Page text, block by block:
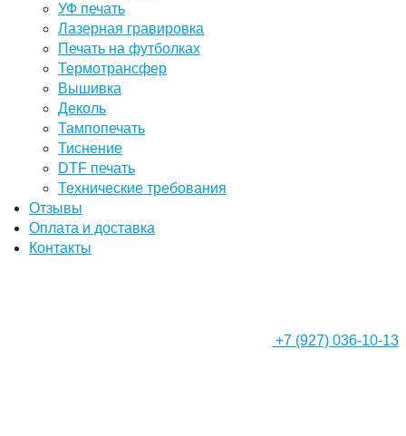
УФ печать
Лазерная гравировка
Печать на футболках
Термотрансфер
Вышивка
Деколь
Тампопечать
Тиснение
DTF печать
Технические требования
Отзывы
Оплата и доставка
Контакты
+7 (927) 036-10-13